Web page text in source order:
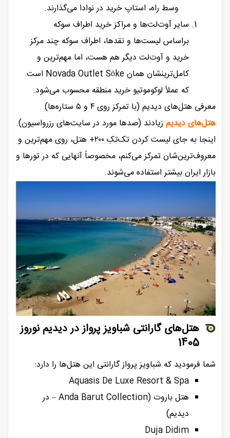
وسط راه، استاپ خرید در نوادا می‌گذارند.
سایر آوت‌لت‌ها و مراکز خرید اطراف سوکه
براساس لیست‌ها و نقدها، اطراف سوکه چند مرکز
خرید و آوت‌لت دیگر هم هست، اما مهم‌ترین و
کامل‌ترینشان همان Novada Outlet Söke است
که عملاً لوکوموتیو خرید منطقه محسوب می‌شود.
معرفی هتل‌های دیدیم (با تمرکز روی ۴ و ۵ ستاره‌ها)
هتل‌های دیدیم زیادند (صدها مورد در سایت‌های رزرواسیون).
اینجا به جای لیست کردن تک‌تکِ ۲۰۰+ هتل، روی مهم‌ترین و
معروف‌ترین‌شان تمرکز می‌کنم، مخصوصاً آنهایی که در تورها و
بازار ایران بیشتر استفاده می‌شوند.
هتل‌های گارانتی شباویز پرواز در دیدیم نوروز
1405
شما فرمودید که شباویز پرواز گارانتی این هتل‌ها را دارد:
Aquasis De Luxe Resort & Spa
هتل باروت (Anda Barut Collection – در
دیدیم)
Duja Didim